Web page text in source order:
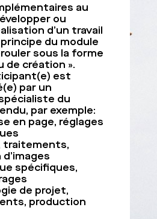
au
ou
d’un travail
du module
sous la forme
de création ».
est
par un
du
par exemple:
en page, réglages
traitements,
spécifiques,
de projet,
production